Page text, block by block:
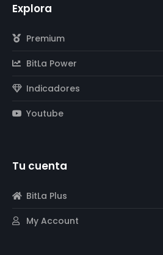
Explora
Premium
BitLa Power
Indicadores
Youtube
Tu cuenta
BitLa Plus
My Account